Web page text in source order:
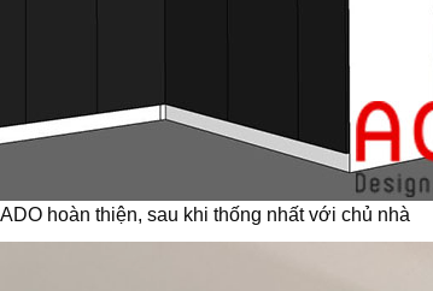
hoàn thiện, sau khi thống nhất với chủ nhà